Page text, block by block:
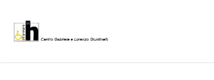
contenuto